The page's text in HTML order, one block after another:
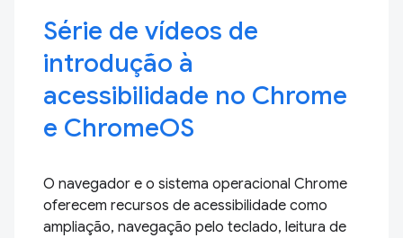
Série de vídeos de
introdução à
acessibilidade no Chrome
e ChromeOS
O navegador e o sistema operacional Chrome
oferecem recursos de acessibilidade como
ampliação, navegação pelo teclado, leitura de